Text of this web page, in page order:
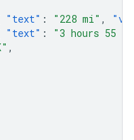
"text" : "228 mi" ,
"text" :
"3 hours 55
,